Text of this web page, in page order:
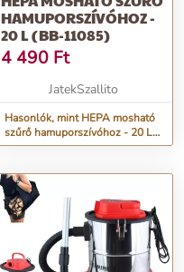
HAMUPORSZÍVÓHOZ -
20 L (BB-11085)
4 490 Ft
JatekSzallito
Hasonlók, mint HEPA mosható
szűrő hamuporszívóhoz - 20 L
(BB-11085)